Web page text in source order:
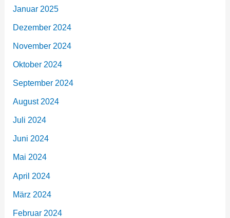
Januar 2025
Dezember 2024
November 2024
Oktober 2024
September 2024
August 2024
Juli 2024
Juni 2024
Mai 2024
April 2024
März 2024
Februar 2024